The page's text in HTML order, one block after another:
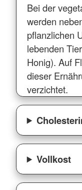
Bei der
werden
pflanzlichen
lebenden
Honig). Auf
dieser
verzichtet.
Vollkost